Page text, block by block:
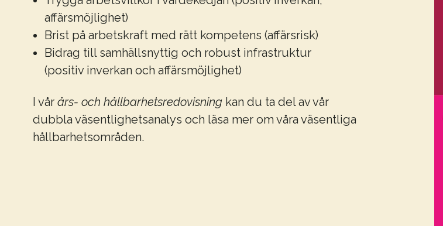
affärsmöjlighet)
Brist på arbetskraft med rätt kompetens (affärsrisk)
Bidrag till samhällsnyttig och robust infrastruktur
(positiv inverkan och affärsmöjlighet)
I vår års- och hållbarhetsredovisning kan du ta del av vår
dubbla väsentlighetsanalys och läsa mer om våra väsentliga
hållbarhetsområden.